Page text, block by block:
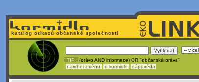
katalog odkazů občanské společnosti
! TIP : (právo AND informace) OR "občanská práva"
navrhni změnu
o kormidle nápověda